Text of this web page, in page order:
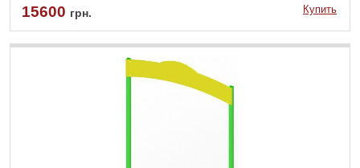
мокрым песком самым маленьким пользователям.
15600 грн. Купить